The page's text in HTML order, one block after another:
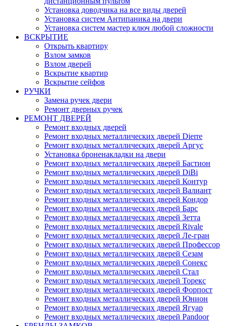
Установка доводчика на все виды дверей
Установка систем Антипаника на двери
Установка систем мастер ключ любой сложности
ВСКРЫТИЕ
Открыть квартиру
Взлом замков
Взлом дверей
Вскрытие квартир
Вскрытие сейфов
РУЧКИ
Замена ручек двери
Ремонт дверных ручек
РЕМОНТ ДВЕРЕЙ
Ремонт входных дверей
Ремонт входных металлических дверей Dierre
Ремонт входных металлических дверей Аргус
Установка броненакладки на двери
Ремонт входных металлических дверей Бастион
Ремонт входных металлических дверей DiBi
Ремонт входных металлических дверей Контур
Ремонт входных металлических дверей Валиант
Ремонт входных металлических дверей Кондор
Ремонт входных металлических дверей Барс
Ремонт входных металлических дверей Зетта
Ремонт входных металлических дверей Rivale
Ремонт входных металлических дверей Ле-гран
Ремонт входных металлических дверей Профессор
Ремонт входных металлических дверей Сезам
Ремонт входных металлических дверей Сонекс
Ремонт входных металлических дверей Стал
Ремонт входных металлических дверей Торекс
Ремонт входных металлических дверей Форпост
Ремонт входных металлических дверей Юнион
Ремонт входных металлических дверей Ягуар
Ремонт входных металлических дверей Pandoor